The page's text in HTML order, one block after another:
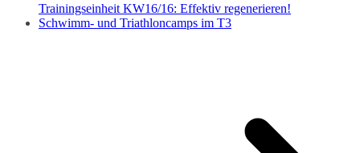
Trainingseinheit KW16/16: Effektiv regenerieren!
Schwimm- und Triathloncamps im T3